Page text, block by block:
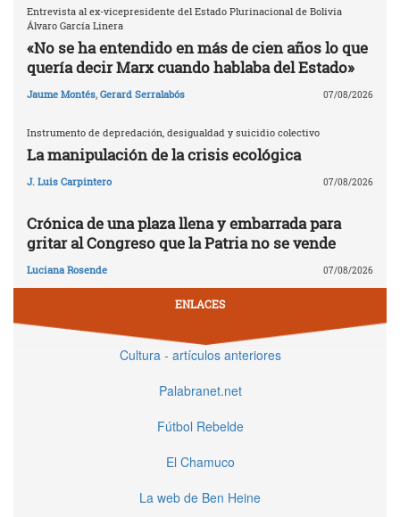
Entrevista al ex-vicepresidente del Estado Plurinacional de Bolivia
Álvaro García Linera
«No se ha entendido en más de cien años lo que
quería decir Marx cuando hablaba del Estado»
Jaume Montés, Gerard Serralabós 07/08/2026
Instrumento de depredación, desigualdad y suicidio colectivo
La manipulación de la crisis ecológica
J. Luis Carpintero 07/08/2026
Crónica de una plaza llena y embarrada para
gritar al Congreso que la Patria no se vende
Luciana Rosende 07/08/2026
ENLACES
Cultura - artículos anteriores
Palabranet.net
Fútbol Rebelde
El Chamuco
La web de Ben Heine